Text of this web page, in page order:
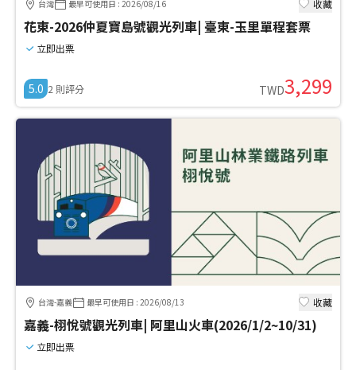
台灣 最早可使用日 : 2026/08/16 收藏
花東-2026仲夏寶島號觀光列車| 臺東-玉里單程套票
立即出票
5.0 2 則評分 TWD3,299
台灣-嘉義 最早可使用日 : 2026/08/13 收藏
嘉義-栩悅號觀光列車| 阿里山火車(2026/1/2~10/31)
立即出票